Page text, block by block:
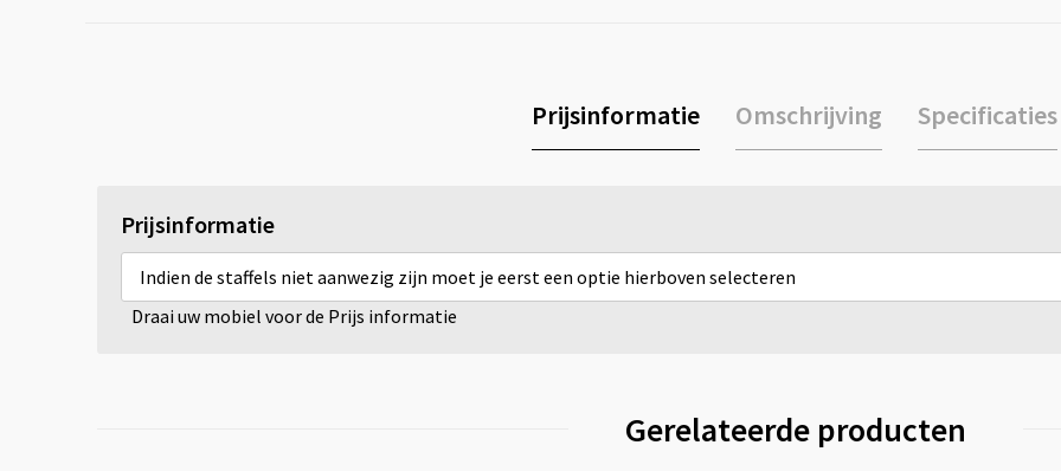
Prijsinformatie Omschrijving Specificaties
Prijsinformatie
Indien de staffels niet aanwezig zijn moet je eerst een optie hierboven selecteren
Draai uw mobiel voor de Prijs informatie
Gerelateerde producten